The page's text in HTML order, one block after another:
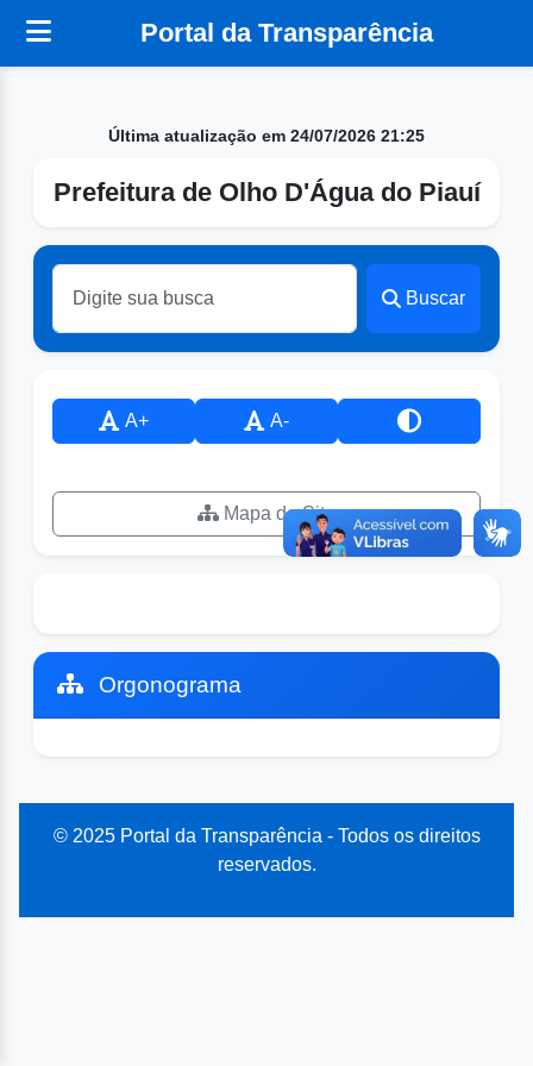
Portal da Transparência
Última atualização em 24/07/2026 21:25
Prefeitura de Olho D'Água do Piauí
Buscar
A+ A-
Mapa do Site
Orgonograma
© 2025 Portal da Transparência - Todos os direitos
reservados.